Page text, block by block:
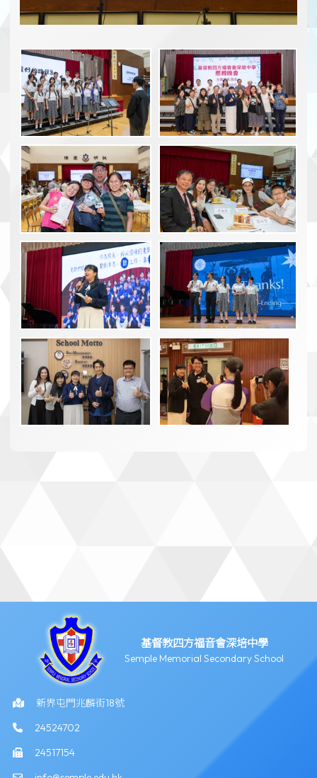
基督教四方福音會深培中學
Semple Memorial Secondary School
新界屯門兆麟街18號
24524702
24517154